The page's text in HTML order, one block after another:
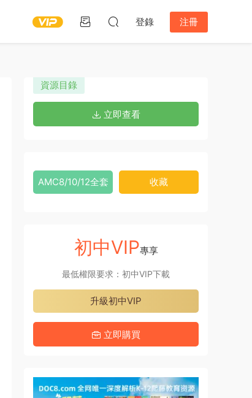
登錄 注冊
資源目錄
立即查看
AMC8/10/12全套 收藏
初中VIP專享
最低權限要求：初中VIP下載
升級初中VIP
立即購買